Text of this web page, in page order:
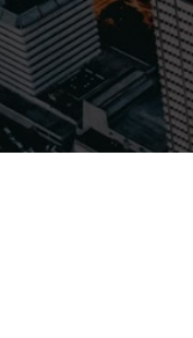
Notícias Críticas